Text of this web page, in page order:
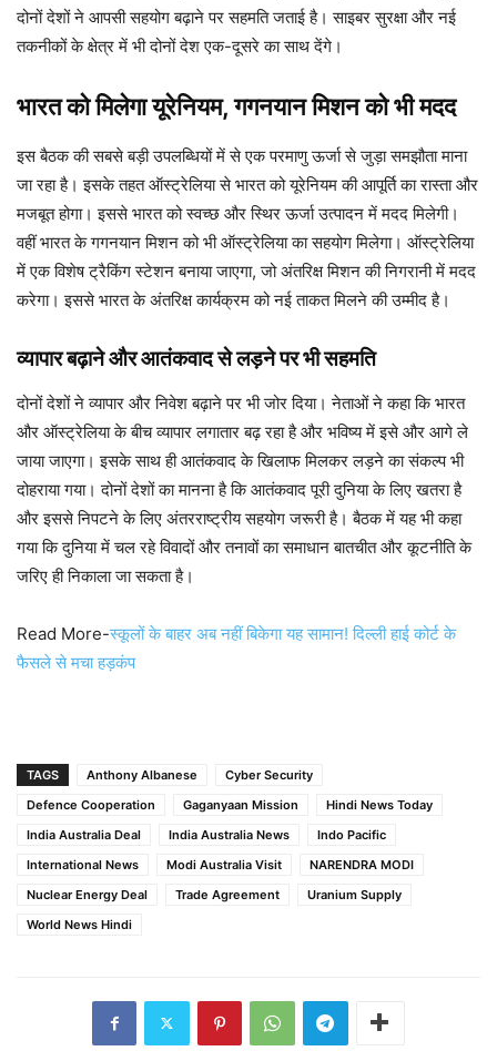
दोनों देशों ने आपसी सहयोग बढ़ाने पर सहमति जताई है। साइबर सुरक्षा और नई
तकनीकों के क्षेत्र में भी दोनों देश एक-दूसरे का साथ देंगे।
भारत को मिलेगा यूरेनियम, गगनयान मिशन को भी मदद
इस बैठक की सबसे बड़ी उपलब्धियों में से एक परमाणु ऊर्जा से जुड़ा समझौता माना
जा रहा है। इसके तहत ऑस्ट्रेलिया से भारत को यूरेनियम की आपूर्ति का रास्ता और
मजबूत होगा। इससे भारत को स्वच्छ और स्थिर ऊर्जा उत्पादन में मदद मिलेगी।
वहीं भारत के गगनयान मिशन को भी ऑस्ट्रेलिया का सहयोग मिलेगा। ऑस्ट्रेलिया
में एक विशेष ट्रैकिंग स्टेशन बनाया जाएगा, जो अंतरिक्ष मिशन की निगरानी में मदद
करेगा। इससे भारत के अंतरिक्ष कार्यक्रम को नई ताकत मिलने की उम्मीद है।
व्यापार बढ़ाने और आतंकवाद से लड़ने पर भी सहमति
दोनों देशों ने व्यापार और निवेश बढ़ाने पर भी जोर दिया। नेताओं ने कहा कि भारत
और ऑस्ट्रेलिया के बीच व्यापार लगातार बढ़ रहा है और भविष्य में इसे और आगे ले
जाया जाएगा। इसके साथ ही आतंकवाद के खिलाफ मिलकर लड़ने का संकल्प भी
दोहराया गया। दोनों देशों का मानना है कि आतंकवाद पूरी दुनिया के लिए खतरा है
और इससे निपटने के लिए अंतरराष्ट्रीय सहयोग जरूरी है। बैठक में यह भी कहा
गया कि दुनिया में चल रहे विवादों और तनावों का समाधान बातचीत और कूटनीति के
जरिए ही निकाला जा सकता है।
Read More-स्कूलों के बाहर अब नहीं बिकेगा यह सामान! दिल्ली हाई कोर्ट के
फैसले से मचा हड़कंप
TAGS Anthony Albanese
Cyber Security
Defence Cooperation
Gaganyaan Mission
Hindi News Today
India Australia Deal
India Australia News
Indo Pacific
International News
Modi Australia Visit
NARENDRA MODI
Nuclear Energy Deal
Trade Agreement
Uranium Supply
World News Hindi